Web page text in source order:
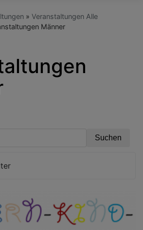
Veranstaltungen Alle
Männer